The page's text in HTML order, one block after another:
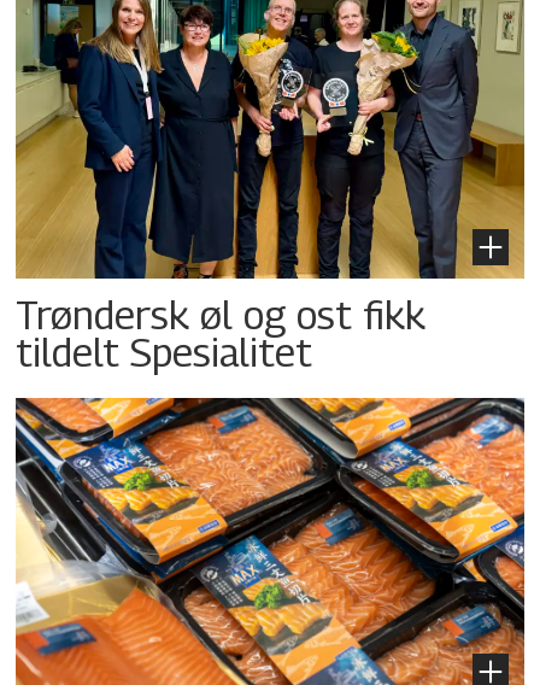
Trøndersk øl og ost fikk
tildelt Spesialitet